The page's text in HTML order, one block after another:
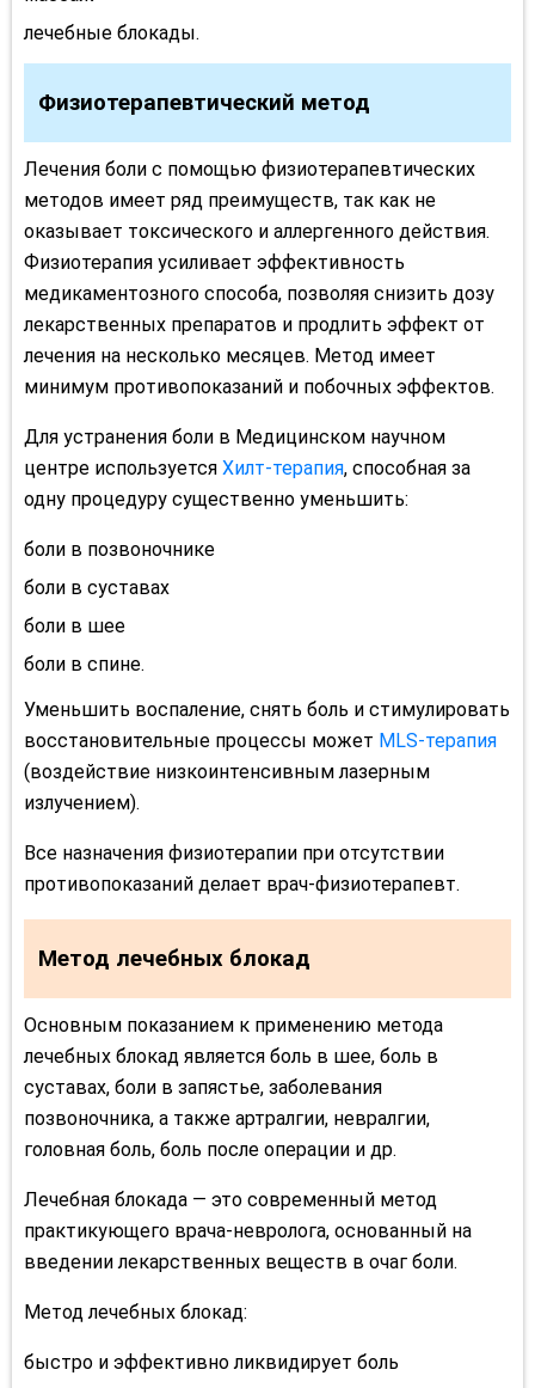
лечебные блокады.
Физиотерапевтический метод
Лечения боли с помощью физиотерапевтических
методов имеет ряд преимуществ, так как не
оказывает токсического и аллергенного действия.
Физиотерапия усиливает эффективность
медикаментозного способа, позволяя снизить дозу
лекарственных препаратов и продлить эффект от
лечения на несколько месяцев. Метод имеет
минимум противопоказаний и побочных эффектов.
Для устранения боли в Медицинском научном
центре используется Хилт-терапия, способная за
одну процедуру существенно уменьшить:
боли в позвоночнике
боли в суставах
боли в шее
боли в спине.
Уменьшить воспаление, снять боль и стимулировать
восстановительные процессы может MLS-терапия
(воздействие низкоинтенсивным лазерным
излучением).
Все назначения физиотерапии при отсутствии
противопоказаний делает врач-физиотерапевт.
Метод лечебных блокад
Основным показанием к применению метода
лечебных блокад является боль в шее, боль в
суставах, боли в запястье, заболевания
позвоночника, а также артралгии, невралгии,
головная боль, боль после операции и др.
Лечебная блокада — это современный метод
практикующего врача-невролога, основанный на
введении лекарственных веществ в очаг боли.
Метод лечебных блокад:
быстро и эффективно ликвидирует боль